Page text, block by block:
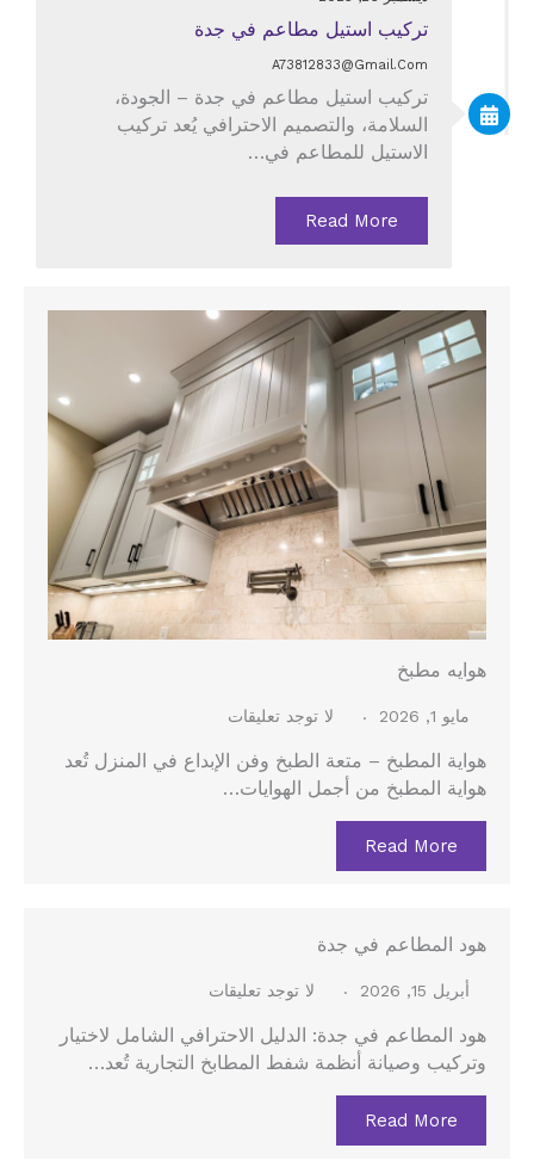
تركيب استيل مطاعم في جدة
A73812833@gmail.com
تركيب استيل مطاعم في جدة – الجودة،
السلامة، والتصميم الاحترافي يُعد تركيب
الاستيل للمطاعم في…
Read More
هوايه مطبخ
مايو 1, 2026 لا توجد تعليقات
هواية المطبخ – متعة الطبخ وفن الإبداع في المنزل تُعد
هواية المطبخ من أجمل الهوايات…
Read More
هود المطاعم في جدة
أبريل 15, 2026 لا توجد تعليقات
هود المطاعم في جدة: الدليل الاحترافي الشامل لاختيار
وتركيب وصيانة أنظمة شفط المطابخ التجارية تُعد…
Read More